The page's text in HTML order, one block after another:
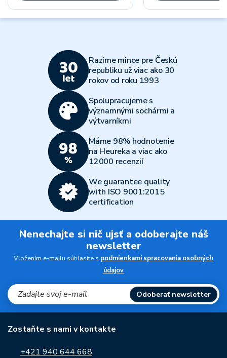
Razíme mince pre Českú
republiku už viac ako 30
rokov od roku 1993
Spolupracujeme s
významnými sochármi a
výtvarníkmi
Máme 98% hodnotenie
na Heureka a viac ako
12000 recenzií
We guarantee quality
with ISO 9001:2015
certification
Nenechajte si nič ujsť a odoberajte náš
newsletter
Vložením e-mailu súhlasíte s podmienkami spracovania osobných
údajov
Odoberať newsletter
Zostaňte s nami v kontakte
+421 940 644 668